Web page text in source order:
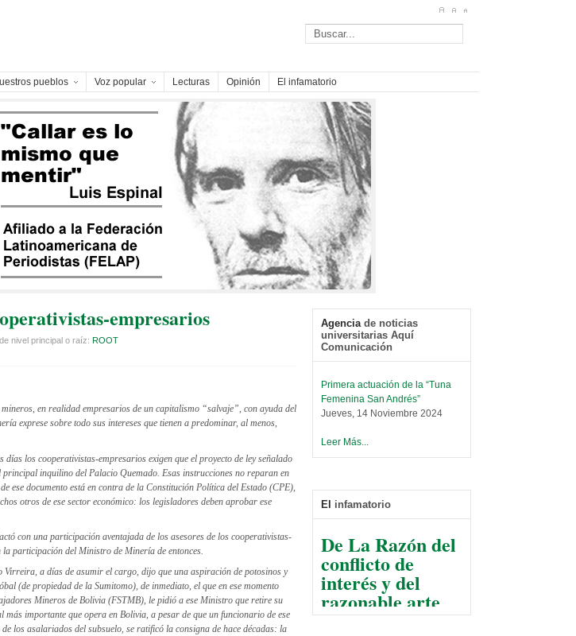
pueblos Voz popular Lecturas Opinión El infamatorio
empresarios
nivel principal o raíz: ROOT
en realidad empresarios de un capitalismo “salvaje”, con ayuda del
exprese sobre todo sus intereses que tienen a predominar, al menos,
días los cooperativistas-empresarios exigen que el proyecto de ley señalado
inquilino del Palacio Quemado. Esas instrucciones no reparan en
ese documento está en contra de la Constitución Política del Estado (CPE),
otros de ese sector económico: los legisladores deben aprobar ese
con una participación aventajada de los asesores de los cooperativistas-
participación del Ministro de Minería de entonces.
a días de asumir el cargo, dijo que una aspiración de potosinos y
(de propiedad de la Sumitomo), de inmediato, el que en ese momento
Mineros de Bolivia (FSTMB), le pidió a ese Ministro que retire su
importante que opera en Bolivia, a pesar de que un funcionario de ese
los asalariados del subsuelo, se ratificó la consigna de hace décadas: la
Agencia de noticias
universitarias Aquí
Comunicación
Primera actuación de la “Tuna
Femenina San Andrés”
Jueves, 14 Noviembre 2024
Leer Más...
Sábado, 14 Septiembre 2024
Leer Más...
taller de software estadístico en
la UMSA
Sábado, 14 Septiembre 2024
Leer Más...
El infamatorio
De La Razón del
conflicto de
interés y del
razonable arte
de tirar la piedra